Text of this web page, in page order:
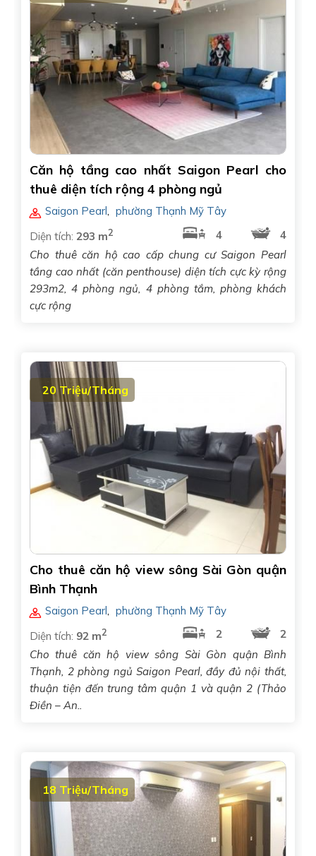
Căn hộ tầng cao nhất Saigon Pearl cho
thuê diện tích rộng 4 phòng ngủ
Saigon Pearl, phường Thạnh Mỹ Tây
Diện tích: 293 m2 4
4
Cho thuê căn hộ cao cấp chung cư Saigon Pearl
tầng cao nhất (căn penthouse) diện tích cực kỳ rộng
293m2, 4 phòng ngủ, 4 phòng tắm, phòng khách
cực rộng
20 Triệu/Tháng
Cho thuê căn hộ view sông Sài Gòn quận
Bình Thạnh
Saigon Pearl
phường Thạnh Mỹ Tây
Diện tích: 92 m2 2
2
Cho thuê căn hộ view sông Sài Gòn quận Bình
Thạnh, 2 phòng ngủ Saigon Pearl, đầy đủ nội thất,
thuận tiện đến trung tâm quận 1 và quận 2 (Thảo
Điền – An..
18 Triệu/Tháng